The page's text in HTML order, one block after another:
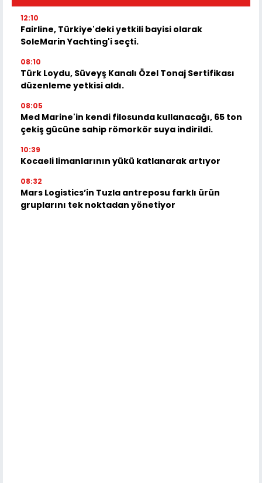
12:10
Fairline, Türkiye'deki yetkili bayisi olarak
SoleMarin Yachting'i seçti.
08:10
Türk Loydu, Süveyş Kanalı Özel Tonaj Sertifikası
düzenleme yetkisi aldı.
08:05
Med Marine'in kendi filosunda kullanacağı, 65 ton
çekiş gücüne sahip römorkör suya indirildi.
10:39
Kocaeli limanlarının yükü katlanarak artıyor
08:32
Mars Logistics’in Tuzla antreposu farklı ürün
gruplarını tek noktadan yönetiyor